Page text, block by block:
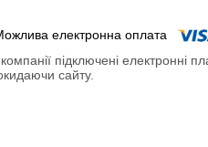
підключені електронні
сайту.